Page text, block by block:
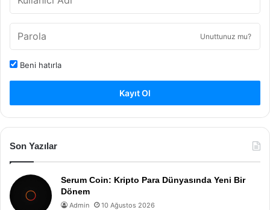
Unuttunuz mu?
Beni hatırla
Kayıt Ol
Son Yazılar
Serum Coin: Kripto Para Dünyasında Yeni Bir
Dönem
Admin 10 Ağustos 2026